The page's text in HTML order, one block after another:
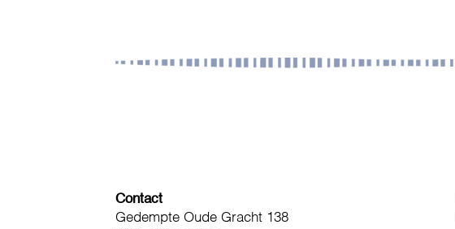
Contact
Gedempte Oude Gracht 138